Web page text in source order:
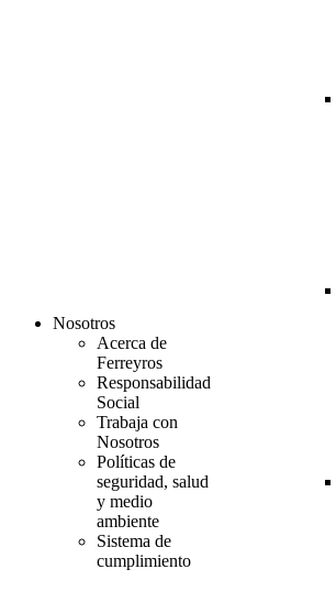
Nosotros
Acerca de
Ferreyros
Responsabilidad
Social
Trabaja con
Nosotros
Políticas de
seguridad, salud
y medio
ambiente
Sistema de
cumplimiento